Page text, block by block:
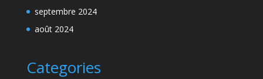
septembre 2024
août 2024
Categories